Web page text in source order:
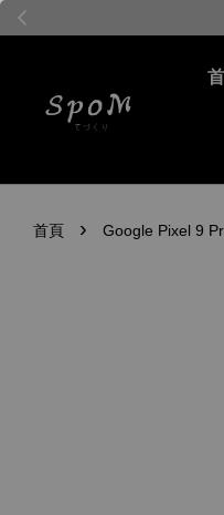
首頁 › Google Pixel 9